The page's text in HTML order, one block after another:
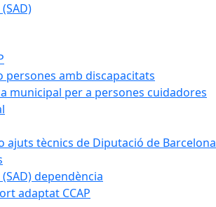
persones amb discapacitats
municipal per a persones cuidadores
tècnics de Diputació de Barcelona
dependència
adaptat CCAP